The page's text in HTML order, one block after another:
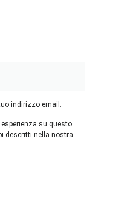
indirizzo email.
su questo
descritti nella nostra